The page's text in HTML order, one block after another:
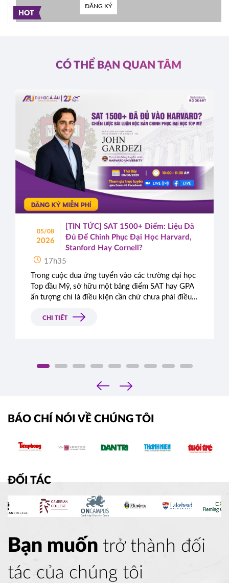
HOT
ĐĂNG KÝ
CÓ THỂ BẠN QUAN TÂM
05/08
2026
[TIN TỨC] SAT 1500+ Điểm: Liệu Đã
Đủ Để Chinh Phục Đại Học Harvard,
Stanford Hay Cornell?
17h35
Trong cuộc đua ứng tuyển vào các trường đại học
Top đầu Mỹ, sở hữu một bảng điểm SAT hay GPA
ấn tượng chỉ là điều kiện cần chứ chưa phải điều
như tuyệt đối vẫn bị từ chối chỉ vì bài luận thiếu
CHI TIẾT
‹
›
BÁO CHÍ NÓI VỀ CHÚNG TÔI
ĐỐI TÁC
Bạn muốn trở thành đối
tác của chúng tôi